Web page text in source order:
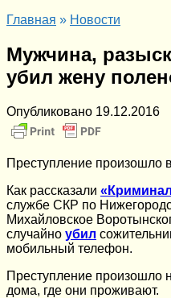
Главная » Новости
Мужчина,
убил жену
Опубликовано 19.12.2016
Преступление произошло
Как рассказали
службе СКР по
Михайловское
случайно убил
мобильный телефон.
Преступление произошло
дома, где они проживают.